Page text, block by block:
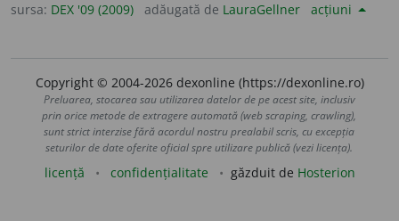
sursa: DEX '09 (2009) adăugată de LauraGellner acțiuni
Copyright © 2004-2026 dexonline (https://dexonline.ro)
Preluarea, stocarea sau utilizarea datelor de pe acest site, inclusiv
prin orice metode de extragere automată (web scraping, crawling),
sunt strict interzise fără acordul nostru prealabil scris, cu excepția
seturilor de date oferite oficial spre utilizare publică (vezi licența).
licență confidențialitate găzduit de Hosterion